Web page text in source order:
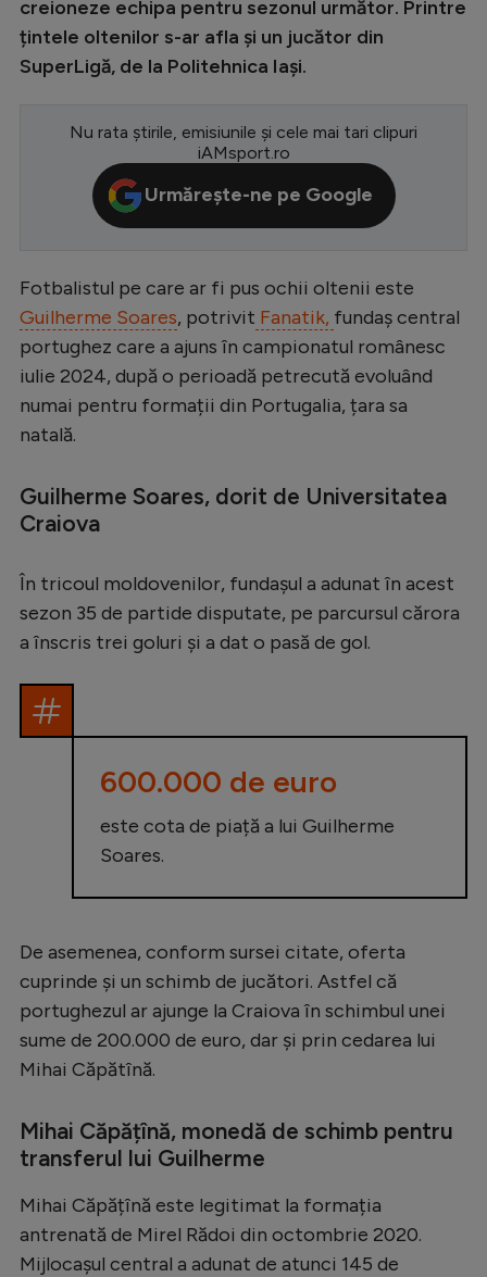
Champions League
Europa League
CM 2026
Premier League
LaLiga
Bundesliga
Ligue 1
Campionate
Starurile fotbalului
Stranieri
Tenis
Formula 1
Auto
Alte sporturi
JO 2024
JO 2026
Intră în cont
Creează cont
creioneze echipa pentru sezonul următor. Printre
țintele oltenilor s-ar afla și un jucător din
SuperLigă, de la Politehnica Iași.
Nu rata știrile, emisiunile și cele mai tari clipuri
iAMsport.ro
Urmărește-ne pe Google
Fotbalistul pe care ar fi pus ochii oltenii este
Guilherme Soares, potrivit Fanatik, fundaș central
portughez care a ajuns în campionatul românesc
iulie 2024, după o perioadă petrecută evoluând
numai pentru formații din Portugalia, țara sa
natală.
Guilherme Soares, dorit de Universitatea
Craiova
În tricoul moldovenilor, fundașul a adunat în acest
sezon 35 de partide disputate, pe parcursul cărora
a înscris trei goluri și a dat o pasă de gol.
600.000 de euro
este cota de piață a lui Guilherme
Soares.
De asemenea, conform sursei citate, oferta
cuprinde și un schimb de jucători. Astfel că
portughezul ar ajunge la Craiova în schimbul unei
sume de 200.000 de euro, dar și prin cedarea lui
Mihai Căpătînă.
Mihai Căpățînă, monedă de schimb pentru
transferul lui Guilherme
Mihai Căpățînă este legitimat la formația
antrenată de Mirel Rădoi din octombrie 2020.
Mijlocașul central a adunat de atunci 145 de